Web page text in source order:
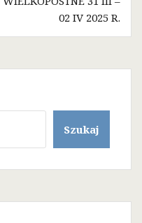
02 IV 2025 R.
Szukaj